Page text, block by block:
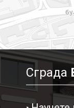
Сграда